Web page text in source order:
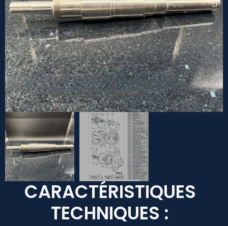
CARACTÉRISTIQUES
TECHNIQUES :